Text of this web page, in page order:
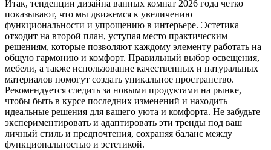
Итак, тенденции дизайна ванных комнат 2026 года четко
показывают, что мы движемся к увеличению
функциональности и упрощению в интерьере. Эстетика
отходит на второй план, уступая место практическим
решениям, которые позволяют каждому элементу работать на
общую гармонию и комфорт. Правильный выбор освещения,
мебели, а также использование качественных и натуральных
материалов помогут создать уникальное пространство.
Рекомендуется следить за новыми продуктами на рынке,
чтобы быть в курсе последних изменений и находить
идеальные решения для вашего уюта и комфорта. Не забудьте
экспериментировать и адаптировать эти тренды под ваш
личный стиль и предпочтения, сохраняя баланс между
функциональностью и эстетикой.